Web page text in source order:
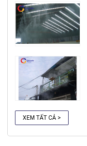
XEM TẤT CẢ >